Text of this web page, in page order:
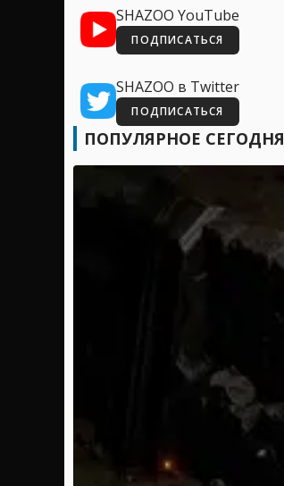
SHAZOO YouTube
ПОДПИСАТЬСЯ
SHAZOO в Twitter
ПОДПИСАТЬСЯ
ПОПУЛЯРНОЕ СЕГОДНЯ